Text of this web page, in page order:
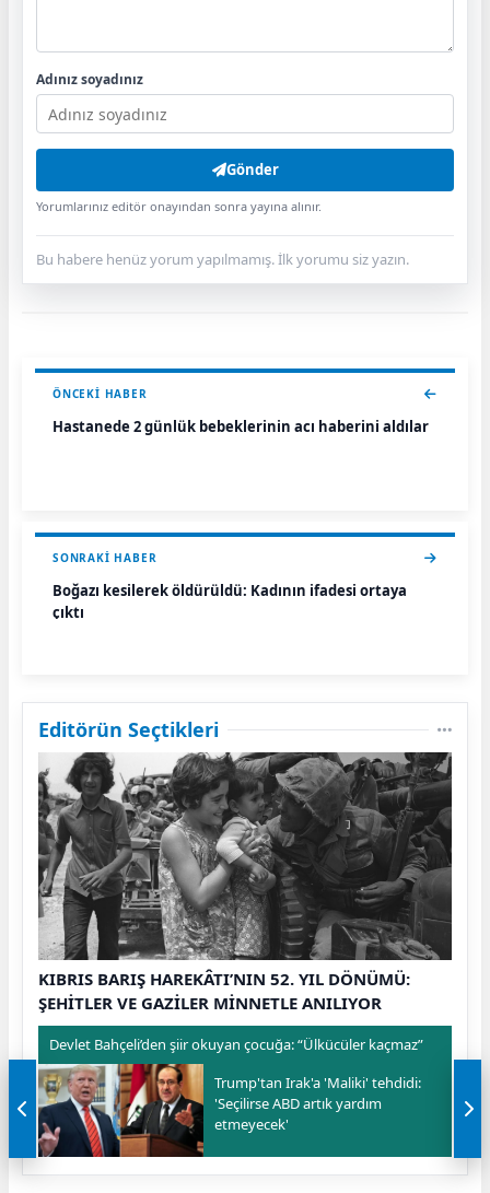
Adınız soyadınız
Gönder
Yorumlarınız editör onayından sonra yayına alınır.
Bu habere henüz yorum yapılmamış. İlk yorumu siz yazın.
ÖNCEKI HABER
Hastanede 2 günlük bebeklerinin acı haberini aldılar
SONRAKI HABER
Boğazı kesilerek öldürüldü: Kadının ifadesi ortaya
çıktı
Editörün Seçtikleri
KIBRIS BARIŞ HAREKÂTI’NIN 52. YIL DÖNÜMÜ:
ŞEHİTLER VE GAZİLER MİNNETLE ANILIYOR
Devlet Bahçeli’den şiir okuyan çocuğa: “Ülkücüler kaçmaz”
Trump'tan Irak'a 'Maliki' tehdidi:
'Seçilirse ABD artık yardım
etmeyecek'